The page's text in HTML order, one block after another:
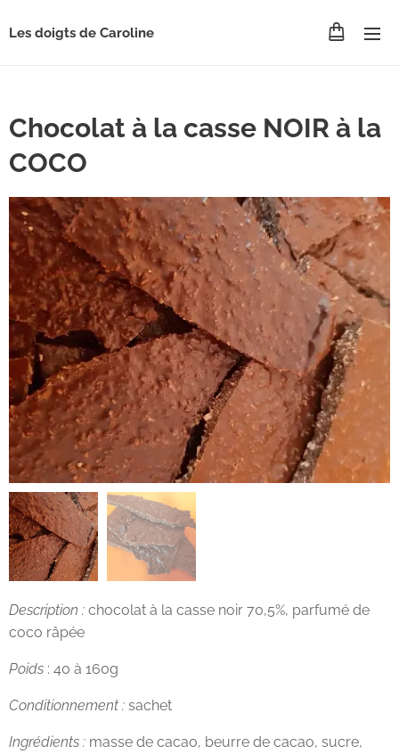
Les doigts de Caroline
Chocolat à la casse NOIR à la
COCO
Description : chocolat à la casse noir 70,5%, parfumé de
coco râpée
Poids : 40 à 160g
Conditionnement : sachet
Ingrédients : masse de cacao, beurre de cacao, sucre,